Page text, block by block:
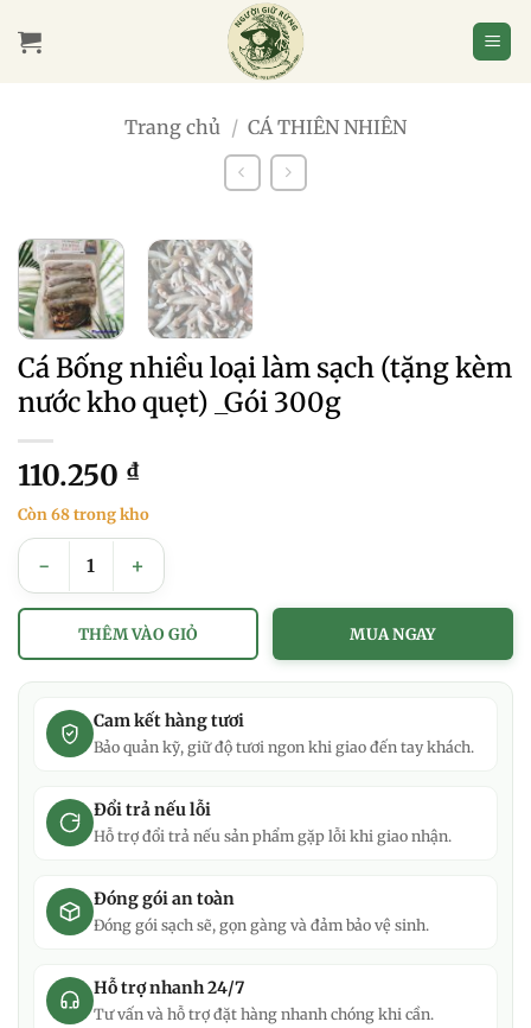
qua
Trang chủ / CÁ THIÊN NHIÊN
Cá Bống nhiều loại làm sạch (tặng kèm
nước kho quẹt) _Gói 300g
110.250 ₫
Còn 68 trong kho
Cá Bống nhiều loại làm sạch (tặng kèm nước kho quẹt) _Gói
THÊM VÀO GIỎ MUA NGAY
Cam kết hàng tươi
Bảo quản kỹ, giữ độ tươi ngon khi giao đến tay khách.
Đổi trả nếu lỗi
Hỗ trợ đổi trả nếu sản phẩm gặp lỗi khi giao nhận.
Đóng gói an toàn
Đóng gói sạch sẽ, gọn gàng và đảm bảo vệ sinh.
Hỗ trợ nhanh 24/7
Tư vấn và hỗ trợ đặt hàng nhanh chóng khi cần.